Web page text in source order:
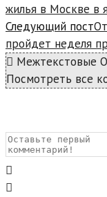
жилья в Москве в
Следующий пост
пройдет неделя
Межтекстовые
Посмотреть все